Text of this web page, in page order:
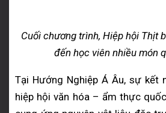
Cuối chương trình, Hiệp hội Thịt
đến học viên nhiều món
Tại Hướng Nghiệp Á Âu, sự kết
hiệp hội văn hóa – ẩm thực